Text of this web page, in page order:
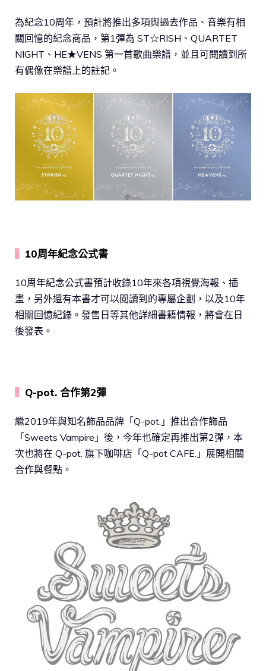
為紀念10周年，預計將推出多項與過去作品、音樂有相
關回憶的紀念商品，第1彈為 ST☆RISH、QUARTET
NIGHT、HE★VENS 第一首歌曲樂譜，並且可閱讀到所
有偶像在樂譜上的註記。
10周年紀念公式書
10周年紀念公式書預計收錄10年來各項視覺海報、插
畫，另外還有本書才可以閱讀到的專屬企劃，以及10年
相關回憶紀錄。發售日等其他詳細書籍情報，將會在日
後發表。
Q-pot. 合作第2彈
繼2019年與知名飾品品牌「Q-pot.」推出合作飾品
「Sweets Vampire」後，今年也確定再推出第2彈，本
次也將在 Q-pot. 旗下咖啡店「Q-pot CAFE.」展開相關
合作與餐點。